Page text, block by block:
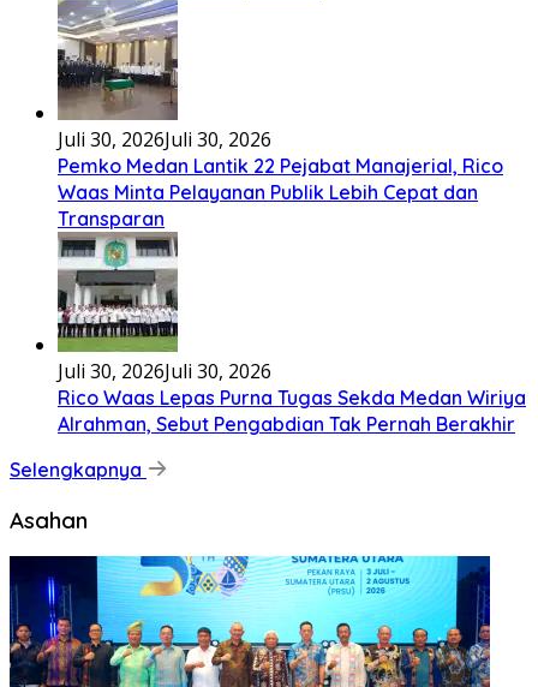
Juli 30, 2026Juli 30, 2026
Pemko Medan Lantik 22 Pejabat Manajerial, Rico
Waas Minta Pelayanan Publik Lebih Cepat dan
Transparan
Juli 30, 2026Juli 30, 2026
Rico Waas Lepas Purna Tugas Sekda Medan Wiriya
Alrahman, Sebut Pengabdian Tak Pernah Berakhir
Selengkapnya
Asahan